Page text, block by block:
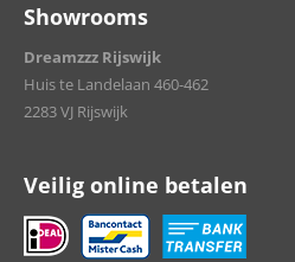
Showrooms
Dreamzzz Rijswijk
Huis te Landelaan 460-462
2283 VJ Rijswijk
Veilig online betalen